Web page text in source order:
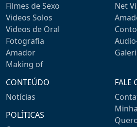
Filmes de Sexo
Videos Solos
Videos de Oral
Fotografia
Amador
Making of
Net
CONTEÚDO
Notícias
POLÍTICAS
FALE